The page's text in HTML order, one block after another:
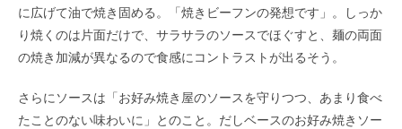
に広げて油で焼き固める。「焼きビーフンの発想です」。しっか
り焼くのは片面だけで、サラサラのソースでほぐすと、麺の両面
の焼き加減が異なるので食感にコントラストが出るそう。
さらにソースは「お好み焼き屋のソースを守りつつ、あまり食べ
たことのない味わいに」とのこと。だしベースのお好み焼きソー